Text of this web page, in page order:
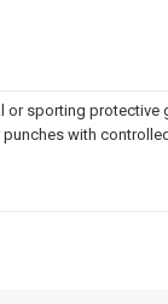
or sporting protective
with